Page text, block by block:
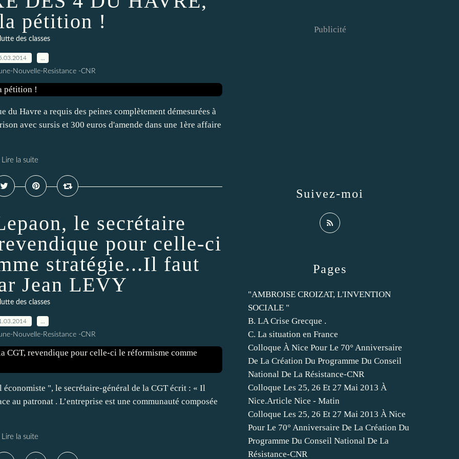
pétition !
des classes
Nouvelle-Resistance -CNR
Havre a requis des peines complètement démesurées à
avec sursis et 300 euros d'amende dans une 1ère affaire
Lire la suite
le secrétaire
pour celle-ci
stratégie...Il faut
Jean LEVY
des classes
Nouvelle-Resistance -CNR
", le secrétaire-général de la CGT écrit : « Il
au patronat . L’entreprise est une communauté composée
Lire la suite
Pages
"AMBROISE CROIZAT, L'INVENTION
SOCIALE "
B. LA Crise Grecque .
C. La situation en France
Colloque À Nice Pour Le 70° Anniversaire
De La Création Du Programme Du Conseil
National De La Résistance-CNR
Colloque Les 25, 26 Et 27 Mai 2013 À
Nice.Article Nice - Matin
Colloque Les 25, 26 Et 27 Mai 2013 À Nice
Pour Le 70° Anniversaire De La Création Du
Programme Du Conseil National De La
Résistance-CNR
Suivez-moi
Publicité